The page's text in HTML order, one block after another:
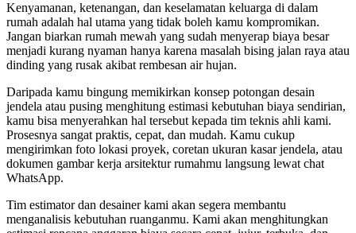
Kenyamanan, ketenangan, dan keselamatan keluarga di dalam
rumah adalah hal utama yang tidak boleh kamu kompromikan.
Jangan biarkan rumah mewah yang sudah menyerap biaya besar
menjadi kurang nyaman hanya karena masalah bising jalan raya atau
dinding yang rusak akibat rembesan air hujan.
Daripada kamu bingung memikirkan konsep potongan desain
jendela atau pusing menghitung estimasi kebutuhan biaya sendirian,
kamu bisa menyerahkan hal tersebut kepada tim teknis ahli kami.
Prosesnya sangat praktis, cepat, dan mudah. Kamu cukup
mengirimkan foto lokasi proyek, coretan ukuran kasar jendela, atau
dokumen gambar kerja arsitektur rumahmu langsung lewat chat
WhatsApp.
Tim estimator dan desainer kami akan segera membantu
menganalisis kebutuhan ruanganmu. Kami akan menghitungkan